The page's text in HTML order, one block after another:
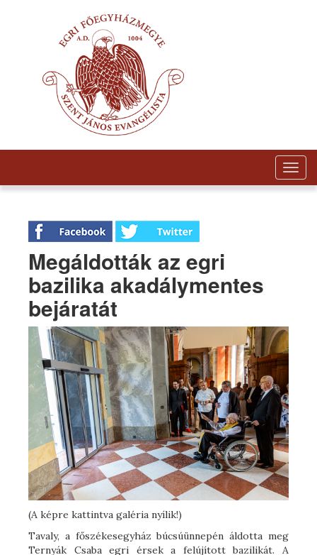
Megáldották az egri
bazilika akadálymentes
bejáratát
(A képre kattintva galéria nyílik!)
Tavaly, a főszékesegyház búcsúünnepén áldotta meg
Ternyák Csaba egri érsek a felújított bazilikát. A